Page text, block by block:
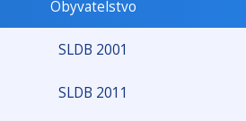
Obyvatelstvo
SLDB 2001
SLDB 2011